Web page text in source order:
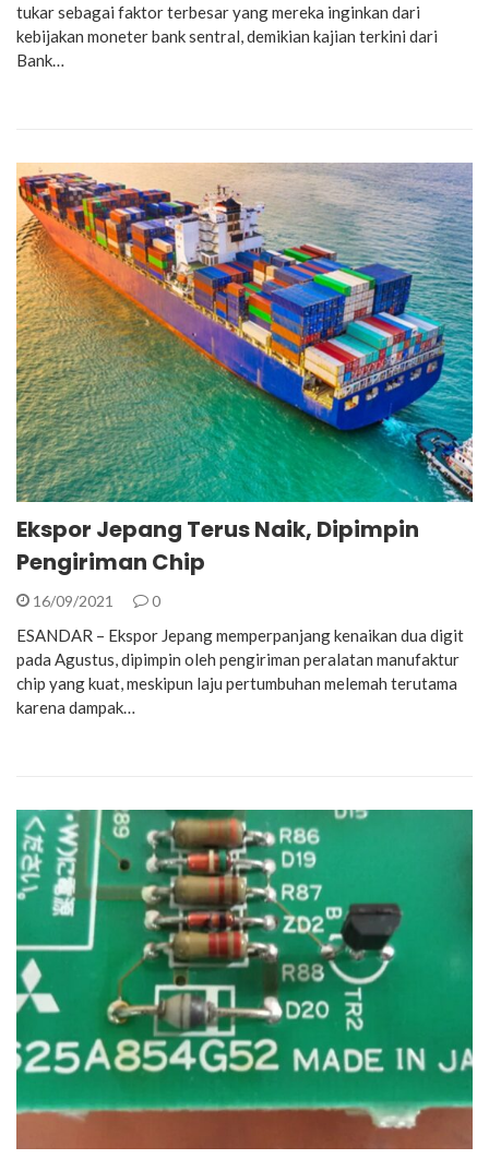
tukar sebagai faktor terbesar yang mereka inginkan dari
kebijakan moneter bank sentral, demikian kajian terkini dari
Bank…
Ekspor Jepang Terus Naik, Dipimpin
Pengiriman Chip
16/09/2021 0
ESANDAR – Ekspor Jepang memperpanjang kenaikan dua digit
pada Agustus, dipimpin oleh pengiriman peralatan manufaktur
chip yang kuat, meskipun laju pertumbuhan melemah terutama
karena dampak…